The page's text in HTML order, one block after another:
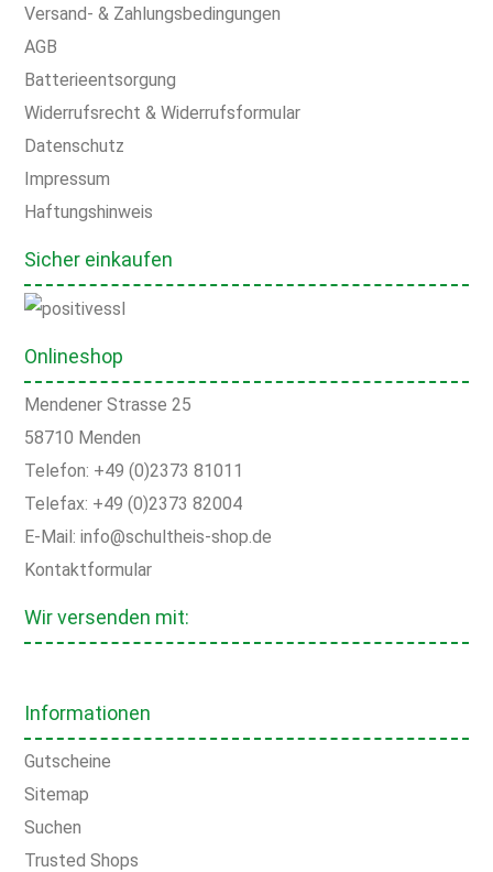
Versand- & Zahlungsbedingungen
AGB
Batterieentsorgung
Widerrufsrecht & Widerrufsformular
Datenschutz
Impressum
Haftungshinweis
Sicher einkaufen
Onlineshop
Mendener Strasse 25
58710 Menden
Telefon: +49 (0)2373 81011
Telefax: +49 (0)2373 82004
E-Mail: info@schultheis-shop.de
Kontaktformular
Wir versenden mit:
Informationen
Gutscheine
Sitemap
Suchen
Trusted Shops